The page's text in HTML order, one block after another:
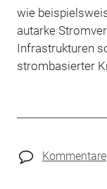
wie
autarke
Infrastrukturen
strombasierter
Kommentare